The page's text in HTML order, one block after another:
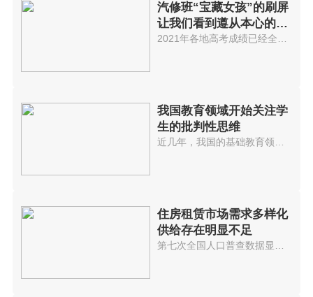
汽修班“宝藏女孩”的刷屏
让我们看到遵从本心的重
要性
我国教育领域开始关注学
生的批判性思维
住房租赁市场需求多样化
供给存在明显不足